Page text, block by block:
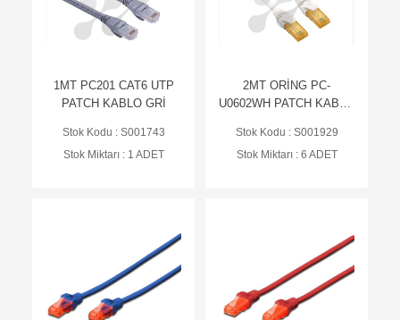
1MT PC201 CAT6 UTP
PATCH KABLO GRİ
Stok Kodu : S001743
Stok Miktarı : 1 ADET
2MT ORİNG PC-
U0602WH PATCH KABLO
7*0.20 LSZH BEYAZ
Stok Kodu : S001929
Stok Miktarı : 6 ADET